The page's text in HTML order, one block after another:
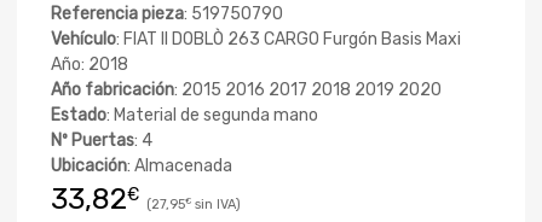
Referencia pieza: 519750790
Vehículo: FIAT II DOBLÒ 263 CARGO Furgón Basis Maxi
Año: 2018
Año fabricación: 2015 2016 2017 2018 2019 2020
Estado: Material de segunda mano
Nº Puertas: 4
Ubicación: Almacenada
33,82€ 27,95€